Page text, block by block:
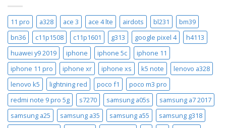
11 pro a328 ace 3 ace 4 lte airdots bl231
bm39
bn36
c11p1508 c11p1601 g313 google pixel 4
h4113
huawei y9 2019
iphone iphone 5c
iphone 11
iphone 11 pro
iphone xr iphone xs k5 note
lenovo a328
lenovo k5
lightning red poco f1
poco m3 pro
redmi note 9 pro 5g
s7270 samsung a05s
samsung a7 2017
samsung a25
samsung a35 samsung a55
samsung g318